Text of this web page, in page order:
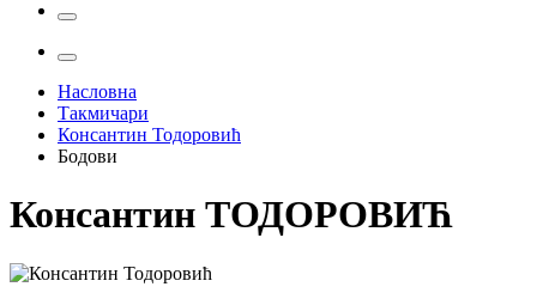
Насловна
Такмичари
Консантин Тодоровић
Бодови
Консантин ТОДОРОВИЋ